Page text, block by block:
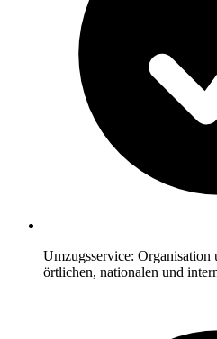
Umzugsservice:
örtlichen, nationalen und